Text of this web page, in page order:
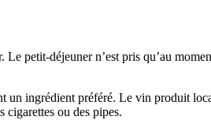
petit-déjeuner n’est pris qu’au
un ingrédient préféré. Le vin produit
cigarettes ou des pipes.